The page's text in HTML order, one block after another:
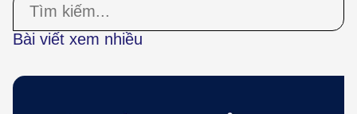
Bài viết xem nhiều